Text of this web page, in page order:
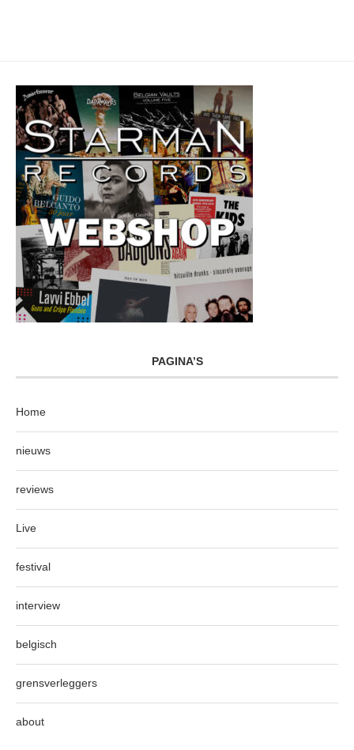
PAGINA’S
Home
nieuws
reviews
Live
festival
interview
belgisch
grensverleggers
about